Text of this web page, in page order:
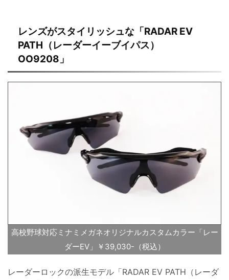
レンズがスタイリッシュな「RADAR EV
PATH（レーダーイーブイパス）
OO9208」
高校野球対応ミナミメガネオリジナルカスタムカラー「レー
ダーEV」￥39,030-（税込）
レーダーロックの派生モデル「RADAR EV PATH（レーダ